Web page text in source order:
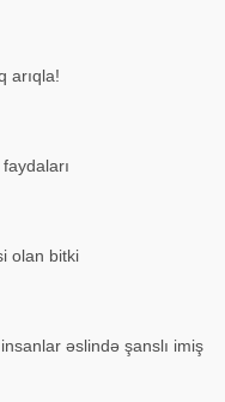
arıqla!
olan bitki
əslində şanslı imiş